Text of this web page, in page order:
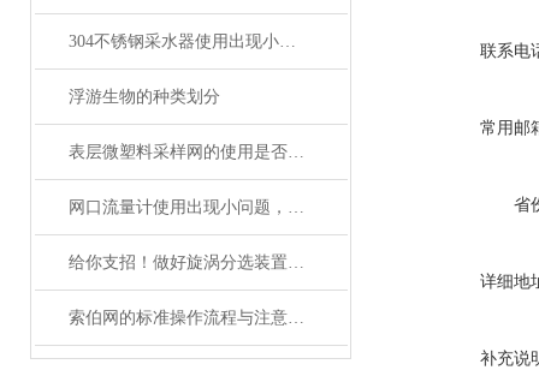
304不锈钢采水器使用出现小问题，用户自己如何维修?
浮游生物的种类划分
表层微塑料采样网的使用是否会对周围生态环境产生影响？
网口流量计使用出现小问题，用户自己如何维修?
给你支招！做好旋涡分选装置的日常维护
索伯网的标准操作流程与注意事项全解析
联系电
常用邮
省
详细地
补充说